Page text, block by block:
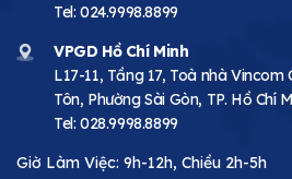
Tel: 024.9998.8899
VPGD Hồ Chí Minh
L17-11, Tầng 17, Toà nhà Vincom
Tôn, Phường Sài Gòn, TP. Hồ Chí
Tel: 028.9998.8899
Giờ Làm Việc: 9h-12h, Chiều 2h-5h